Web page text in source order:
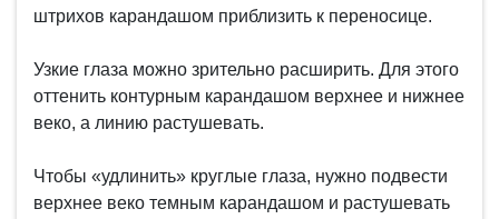
штрихов карандашом приблизить к переносице.
Узкие глаза можно зрительно расширить. Для этого
оттенить контурным карандашом верхнее и нижнее
веко, а линию растушевать.
Чтобы «удлинить» круглые глаза, нужно подвести
верхнее веко темным карандашом и растушевать